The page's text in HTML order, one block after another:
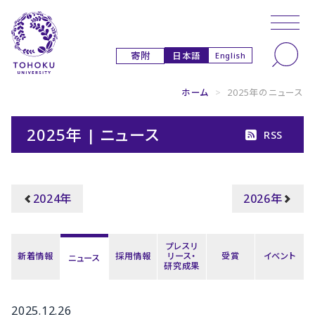
寄附 日本語 English
ホーム > 2025年のニュース
2025年 | ニュース RSS
2024年 2026年
新着情報 ニュース 採用情報
プレスリ
リース・
研究成果
受賞 イベント
2025.12.26